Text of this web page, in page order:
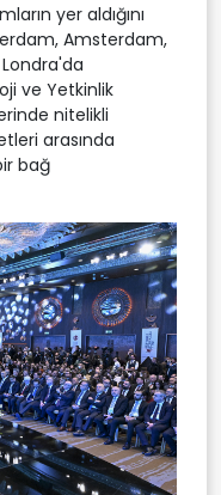
yer aldığını
Amsterdam,
ve Yetkinlik
nitelikli
arasında
bağ